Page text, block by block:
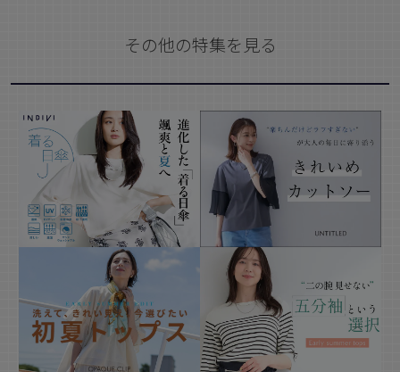
その他の特集を見る